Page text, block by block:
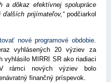
a dôkaz efektívnej spolupráce
prijímateľov,“podčiarkol
nové programové obdobie
vyhlásených 20 výziev za
vyhlásilo MIRRI SR ako riadiaci
rámci nových výziev bolo
finančný príspevok.